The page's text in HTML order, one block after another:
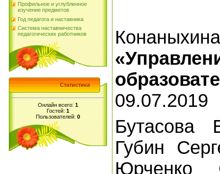
Профильное и углубленное
изучение предметов
Год педагога и наставника
Система наставничества
педагогических работников
Статистика
Онлайн всего: 1
Гостей: 1
Пользователей: 0
09.07.2019
Бутасова
Губин